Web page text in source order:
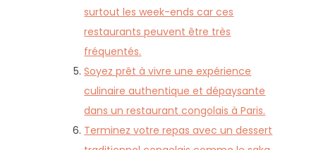
surtout les week-ends car ces
restaurants peuvent être très
fréquentés.
Soyez prêt à vivre une expérience
culinaire authentique et dépaysante
dans un restaurant congolais à Paris.
Terminez votre repas avec un dessert